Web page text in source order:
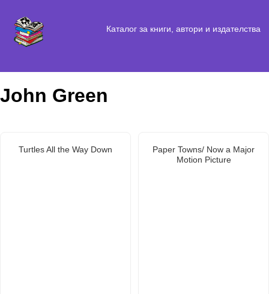
Каталог за книги, автори и издателства
John Green
Turtles All the Way Down
Paper Towns/ Now a Major
Motion Picture